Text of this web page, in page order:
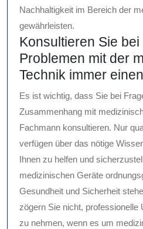
Nachhaltigkeit im Bereich der
gewährleisten.
Konsultieren Sie
Problemen mit der
Technik immer
Es ist wichtig, dass Sie bei
Zusammenhang mit
Fachmann konsultieren. Nur
verfügen über das nötige
Ihnen zu helfen und
medizinischen Geräte
Gesundheit und Sicherheit
zögern Sie nicht, professionelle
zu nehmen, wenn es um